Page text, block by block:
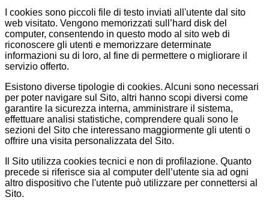
I cookies sono piccoli file di testo inviati all'utente dal sito
web visitato. Vengono memorizzati sull’hard disk del
computer, consentendo in questo modo al sito web di
riconoscere gli utenti e memorizzare determinate
informazioni su di loro, al fine di permettere o migliorare il
servizio offerto.
Esistono diverse tipologie di cookies. Alcuni sono necessari
per poter navigare sul Sito, altri hanno scopi diversi come
garantire la sicurezza interna, amministrare il sistema,
effettuare analisi statistiche, comprendere quali sono le
sezioni del Sito che interessano maggiormente gli utenti o
offrire una visita personalizzata del Sito.
Il Sito utilizza cookies tecnici e non di profilazione. Quanto
precede si riferisce sia al computer dell’utente sia ad ogni
altro dispositivo che l'utente può utilizzare per connettersi al
Sito.